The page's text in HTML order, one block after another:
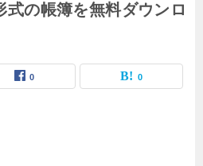
の帳簿を無料ダウンロ
0 0